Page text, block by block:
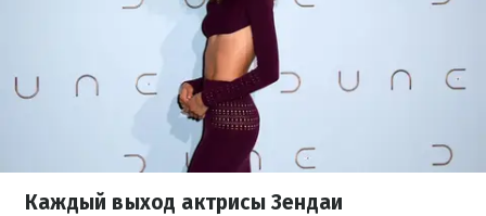
Каждый выход актрисы Зендаи